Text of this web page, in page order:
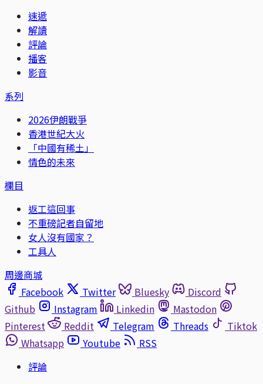
速遞
解讀
評論
播客
影音
系列
2026伊朗戰爭
香港世紀大火
「中國有稀土」
情色的未來
欄目
返工這回事
不重磅記者自留地
女人沒有國家？
工具人
周邊商城
Facebook
Twitter Bluesky
Discord
Github
Instagram Linkedin
Mastodon
Pinterest
Reddit Telegram Threads
Tiktok
Whatsapp
Youtube
RSS
評論